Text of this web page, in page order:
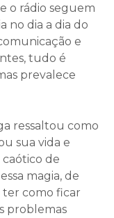
o rádio seguem
no dia a dia do
e
tudo é
prevalece
ressaltou como
sua vida e
de
magia, de
ter como ficar
problemas